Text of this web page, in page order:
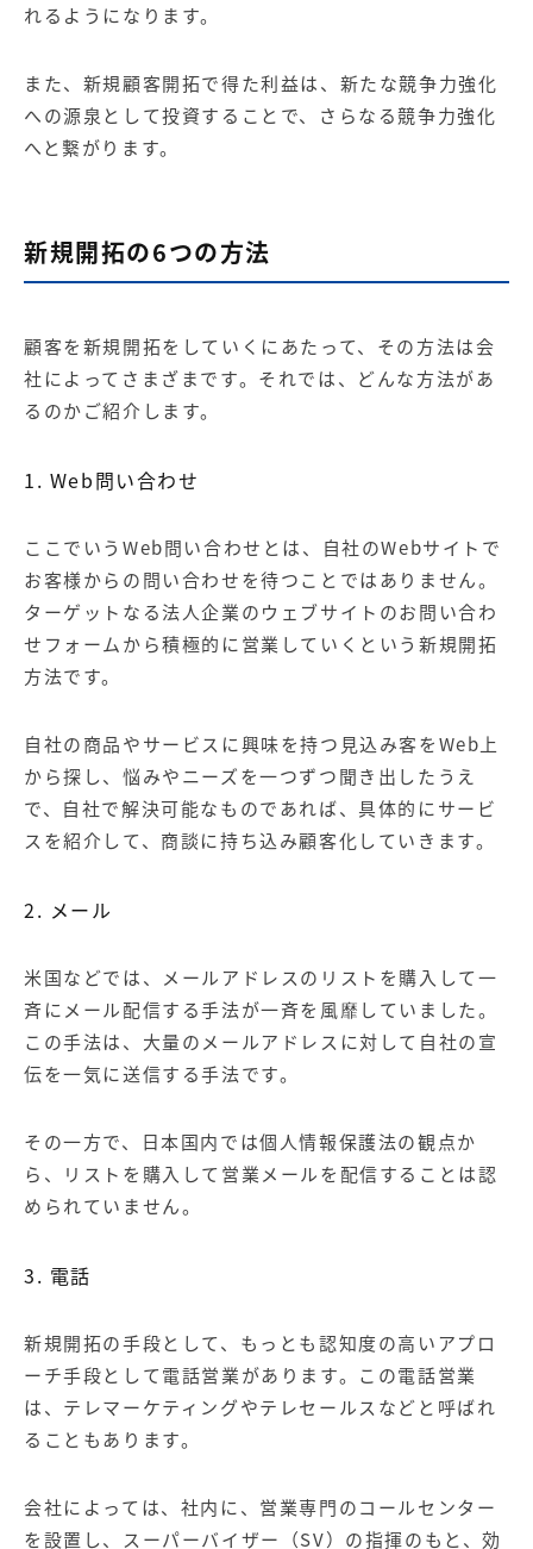
れるようになります。
また、新規顧客開拓で得た利益は、新たな競争力強化
への源泉として投資することで、さらなる競争力強化
へと繋がります。
新規開拓の6つの方法
顧客を新規開拓をしていくにあたって、その方法は会
社によってさまざまです。それでは、どんな方法があ
るのかご紹介します。
1. Web問い合わせ
ここでいうWeb問い合わせとは、自社のWebサイトで
お客様からの問い合わせを待つことではありません。
ターゲットなる法人企業のウェブサイトのお問い合わ
せフォームから積極的に営業していくという新規開拓
方法です。
自社の商品やサービスに興味を持つ見込み客をWeb上
から探し、悩みやニーズを一つずつ聞き出したうえ
で、自社で解決可能なものであれば、具体的にサービ
スを紹介して、商談に持ち込み顧客化していきます。
2. メール
米国などでは、メールアドレスのリストを購入して一
斉にメール配信する手法が一斉を風靡していました。
この手法は、大量のメールアドレスに対して自社の宣
伝を一気に送信する手法です。
その一方で、日本国内では個人情報保護法の観点か
ら、リストを購入して営業メールを配信することは認
められていません。
3. 電話
新規開拓の手段として、もっとも認知度の高いアプロ
ーチ手段として電話営業があります。この電話営業
は、テレマーケティングやテレセールスなどと呼ばれ
ることもあります。
会社によっては、社内に、営業専門のコールセンター
を設置し、スーパーバイザー（SV）の指揮のもと、効